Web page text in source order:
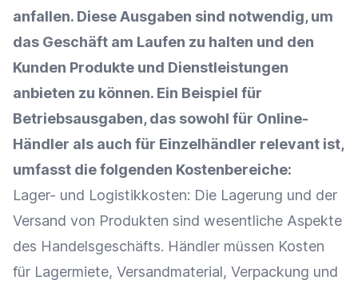
anfallen. Diese Ausgaben sind notwendig, um
das Geschäft am Laufen zu halten und den
Kunden Produkte und Dienstleistungen
anbieten zu können. Ein Beispiel für
Betriebsausgaben, das sowohl für Online-
Händler als auch für Einzelhändler relevant ist,
umfasst die folgenden Kostenbereiche:
Lager- und Logistikkosten: Die Lagerung und der
Versand von Produkten sind wesentliche Aspekte
des Handelsgeschäfts. Händler müssen Kosten
für Lagermiete, Versandmaterial, Verpackung und